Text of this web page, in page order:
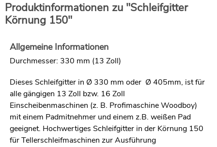
Produktinformationen zu "Schleifgitter
Körnung 150"
Allgemeine Informationen
Durchmesser: 330 mm (13 Zoll)
Dieses Schleifgitter in Ø 330 mm oder Ø 405mm, ist für
alle gängigen 13 Zoll bzw. 16 Zoll
Einscheibenmaschinen (z. B. Profimaschine Woodboy)
mit einem Padmitnehmer und einem z.B. weißen Pad
geeignet. Hochwertiges Schleifgitter in der Körnung 150
für Tellerschleifmaschinen zur Ausführung